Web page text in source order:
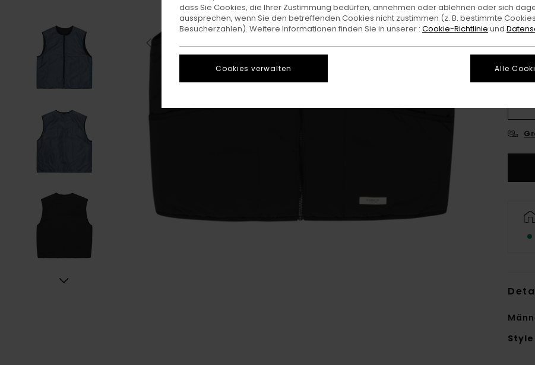
Style
dass Sie Cookies, die Ihrer Zustimmung bedürfen, annehmen oder ablehnen oder sich
aussprechen, wenn Sie den betreffenden Cookies nicht zustimmen (z. B. bestimmte
Besucherzahlen). Weitere Informationen finden Sie in unserer : Cookie-Richtlinie und
Cookies verwalten Alle